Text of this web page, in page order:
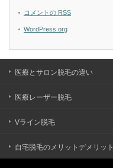
コメントの RSS
WordPress.org
医療とサロン脱毛の違い
医療レーザー脱毛
Vライン脱毛
自宅脱毛のメリットデメリット